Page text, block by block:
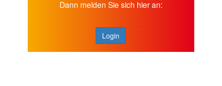
Dann melden Sie sich hier an:
Login